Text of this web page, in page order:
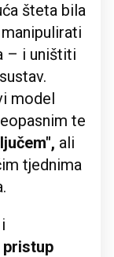
šteta bila
– i uništiti
model
te
ali
tjednima